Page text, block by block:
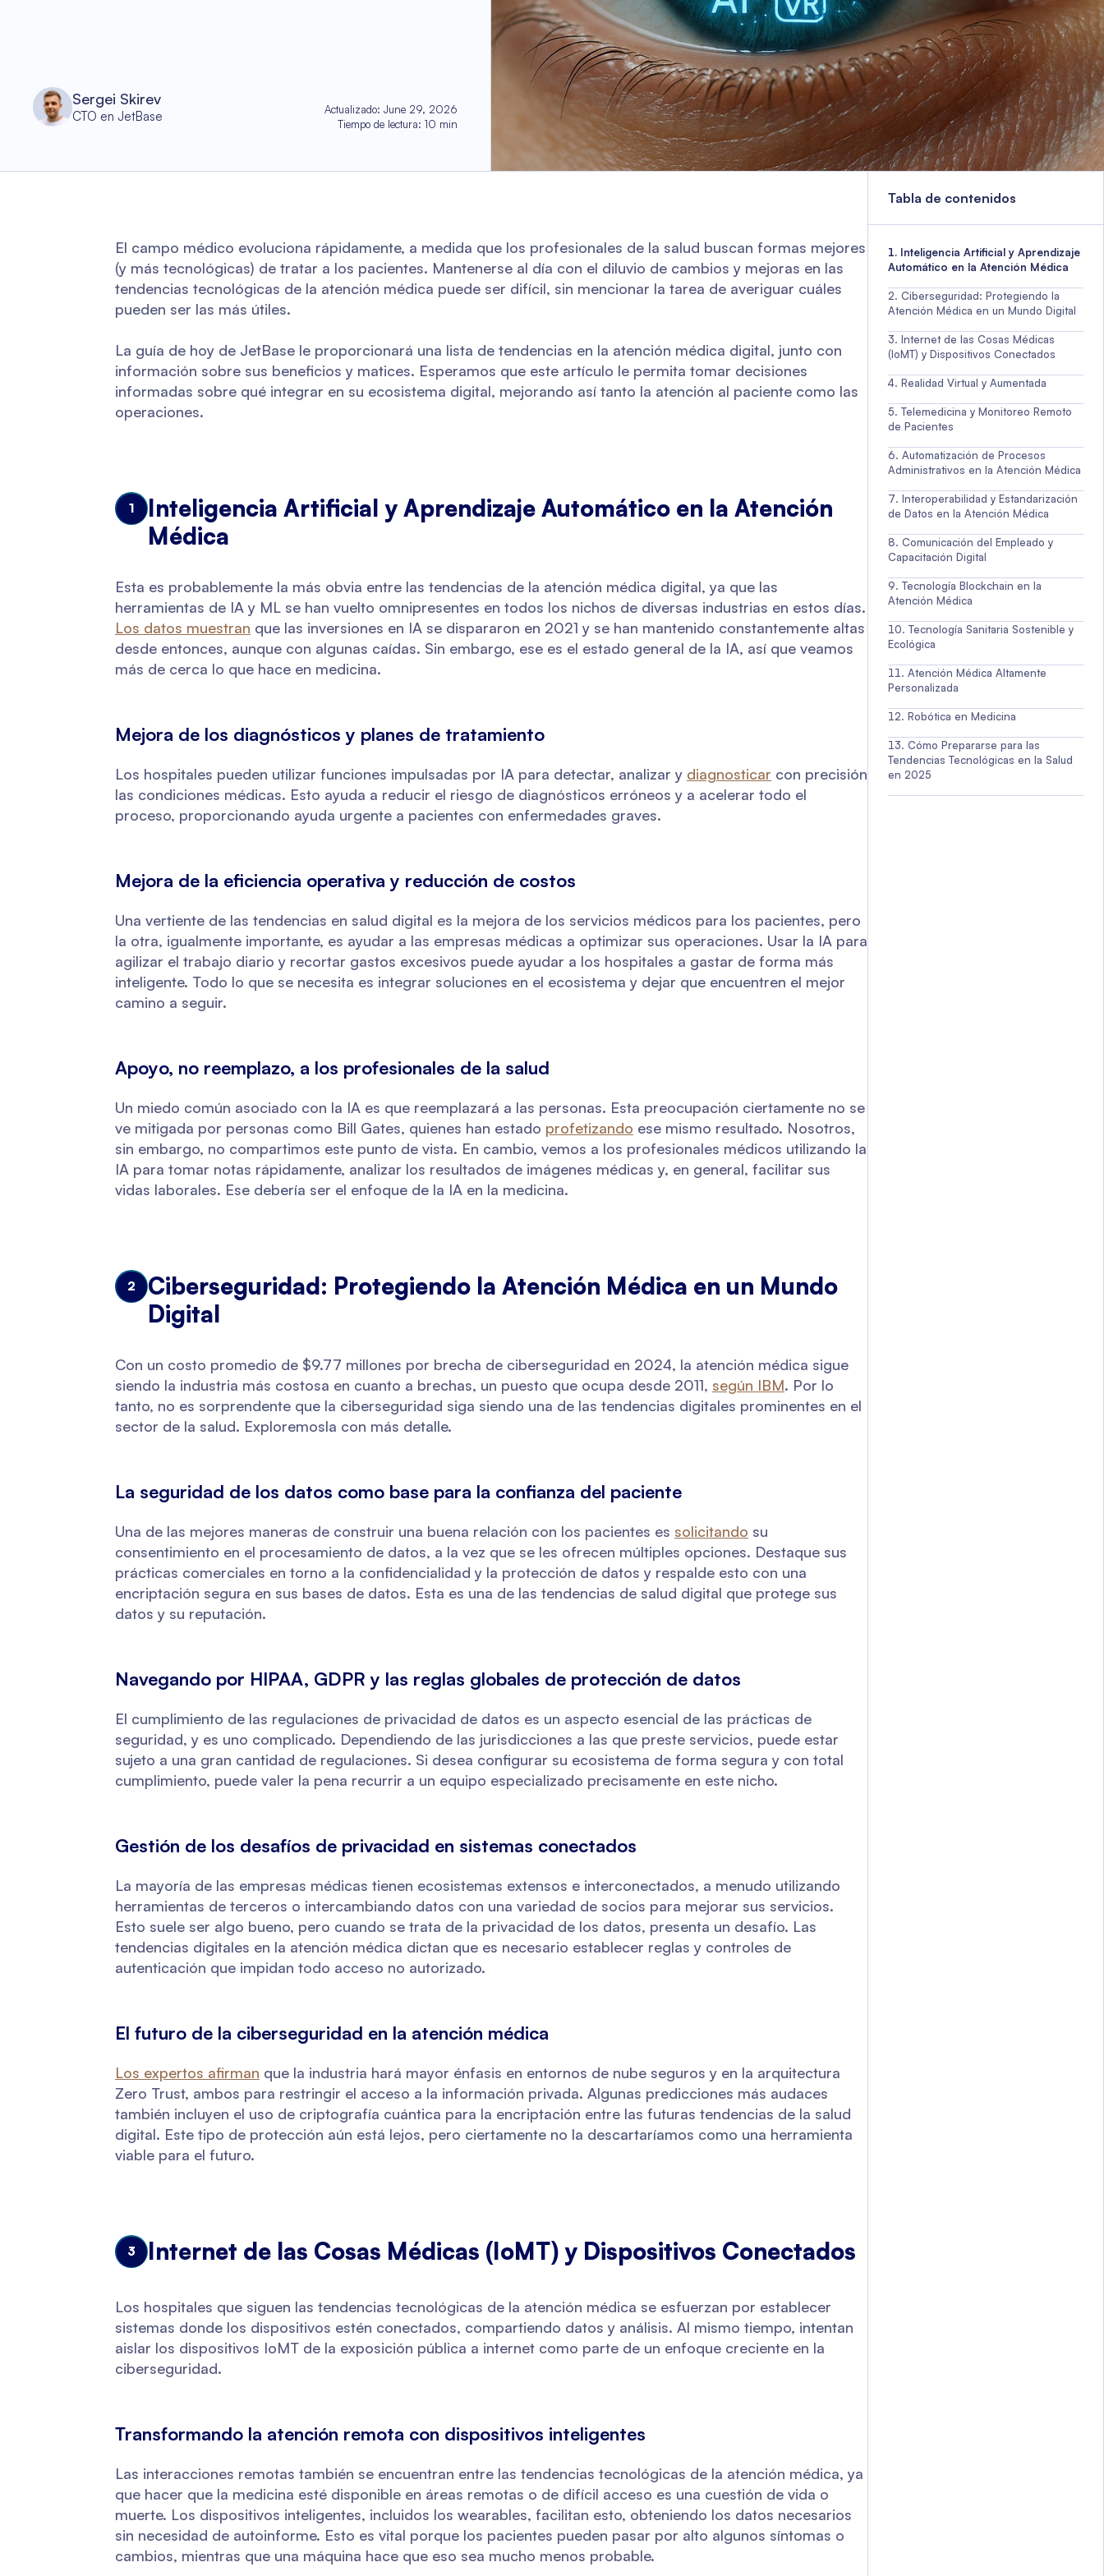
Sergei Skirev
CTO en JetBase Actualizado:June 29, 2026
Tiempo de lectura:10 min
El campo médico evoluciona rápidamente, a medida que los profesionales de la salud buscan formas mejores
(y más tecnológicas) de tratar a los pacientes. Mantenerse al día con el diluvio de cambios y mejoras en las
tendencias tecnológicas de la atención médica puede ser difícil, sin mencionar la tarea de averiguar cuáles
pueden ser las más útiles.
La guía de hoy de JetBase le proporcionará una lista de tendencias en la atención médica digital, junto con
información sobre sus beneficios y matices. Esperamos que este artículo le permita tomar decisiones
informadas sobre qué integrar en su ecosistema digital, mejorando así tanto la atención al paciente como las
operaciones.
1
Inteligencia Artificial y Aprendizaje Automático en la Atención
Médica
Esta es probablemente la más obvia entre las tendencias de la atención médica digital, ya que las
herramientas de IA y ML se han vuelto omnipresentes en todos los nichos de diversas industrias en estos días.
Los datos muestran que las inversiones en IA se dispararon en 2021 y se han mantenido constantemente altas
desde entonces, aunque con algunas caídas. Sin embargo, ese es el estado general de la IA, así que veamos
más de cerca lo que hace en medicina.
Mejora de los diagnósticos y planes de tratamiento
Los hospitales pueden utilizar funciones impulsadas por IA para detectar, analizar y diagnosticar con precisión
las condiciones médicas. Esto ayuda a reducir el riesgo de diagnósticos erróneos y a acelerar todo el
proceso, proporcionando ayuda urgente a pacientes con enfermedades graves.
Mejora de la eficiencia operativa y reducción de costos
Una vertiente de las tendencias en salud digital es la mejora de los servicios médicos para los pacientes, pero
la otra, igualmente importante, es ayudar a las empresas médicas a optimizar sus operaciones. Usar la IA para
agilizar el trabajo diario y recortar gastos excesivos puede ayudar a los hospitales a gastar de forma más
inteligente. Todo lo que se necesita es integrar soluciones en el ecosistema y dejar que encuentren el mejor
camino a seguir.
Apoyo, no reemplazo, a los profesionales de la salud
Un miedo común asociado con la IA es que reemplazará a las personas. Esta preocupación ciertamente no se
ve mitigada por personas como Bill Gates, quienes han estado profetizando ese mismo resultado. Nosotros,
sin embargo, no compartimos este punto de vista. En cambio, vemos a los profesionales médicos utilizando la
IA para tomar notas rápidamente, analizar los resultados de imágenes médicas y, en general, facilitar sus
vidas laborales. Ese debería ser el enfoque de la IA en la medicina.
2
Ciberseguridad: Protegiendo la Atención Médica en un Mundo
Digital
Con un costo promedio de $9.77 millones por brecha de ciberseguridad en 2024, la atención médica sigue
siendo la industria más costosa en cuanto a brechas, un puesto que ocupa desde 2011, según IBM. Por lo
tanto, no es sorprendente que la ciberseguridad siga siendo una de las tendencias digitales prominentes en el
sector de la salud. Exploremosla con más detalle.
La seguridad de los datos como base para la confianza del paciente
Una de las mejores maneras de construir una buena relación con los pacientes es solicitando su
consentimiento en el procesamiento de datos, a la vez que se les ofrecen múltiples opciones. Destaque sus
prácticas comerciales en torno a la confidencialidad y la protección de datos y respalde esto con una
encriptación segura en sus bases de datos. Esta es una de las tendencias de salud digital que protege sus
datos y su reputación.
Navegando por HIPAA, GDPR y las reglas globales de protección de datos
El cumplimiento de las regulaciones de privacidad de datos es un aspecto esencial de las prácticas de
seguridad, y es uno complicado. Dependiendo de las jurisdicciones a las que preste servicios, puede estar
sujeto a una gran cantidad de regulaciones. Si desea configurar su ecosistema de forma segura y con total
cumplimiento, puede valer la pena recurrir a un equipo especializado precisamente en este nicho.
Gestión de los desafíos de privacidad en sistemas conectados
La mayoría de las empresas médicas tienen ecosistemas extensos e interconectados, a menudo utilizando
herramientas de terceros o intercambiando datos con una variedad de socios para mejorar sus servicios.
Esto suele ser algo bueno, pero cuando se trata de la privacidad de los datos, presenta un desafío. Las
tendencias digitales en la atención médica dictan que es necesario establecer reglas y controles de
autenticación que impidan todo acceso no autorizado.
El futuro de la ciberseguridad en la atención médica
Los expertos afirman que la industria hará mayor énfasis en entornos de nube seguros y en la arquitectura
Zero Trust, ambos para restringir el acceso a la información privada. Algunas predicciones más audaces
también incluyen el uso de criptografía cuántica para la encriptación entre las futuras tendencias de la salud
digital. Este tipo de protección aún está lejos, pero ciertamente no la descartaríamos como una herramienta
viable para el futuro.
3 Internet de las Cosas Médicas (IoMT) y Dispositivos Conectados
Los hospitales que siguen las tendencias tecnológicas de la atención médica se esfuerzan por establecer
sistemas donde los dispositivos estén conectados, compartiendo datos y análisis. Al mismo tiempo, intentan
aislar los dispositivos IoMT de la exposición pública a internet como parte de un enfoque creciente en la
ciberseguridad.
Transformando la atención remota con dispositivos inteligentes
Las interacciones remotas también se encuentran entre las tendencias tecnológicas de la atención médica, ya
que hacer que la medicina esté disponible en áreas remotas o de difícil acceso es una cuestión de vida o
muerte. Los dispositivos inteligentes, incluidos los wearables, facilitan esto, obteniendo los datos necesarios
sin necesidad de autoinforme. Esto es vital porque los pacientes pueden pasar por alto algunos síntomas o
cambios, mientras que una máquina hace que eso sea mucho menos probable.
Tabla de contenidos
Inteligencia Artificial y Aprendizaje
Automático en la Atención Médica
Ciberseguridad: Protegiendo la
Atención Médica en un Mundo Digital
Internet de las Cosas Médicas
(IoMT) y Dispositivos Conectados
Realidad Virtual y Aumentada
Telemedicina y Monitoreo Remoto
de Pacientes
Automatización de Procesos
Administrativos en la Atención Médica
Interoperabilidad y Estandarización
de Datos en la Atención Médica
Comunicación del Empleado y
Capacitación Digital
Tecnología Blockchain en la
Atención Médica
Tecnología Sanitaria Sostenible y
Ecológica
Atención Médica Altamente
Personalizada
Robótica en Medicina
Cómo Prepararse para las
Tendencias Tecnológicas en la Salud
en 2025